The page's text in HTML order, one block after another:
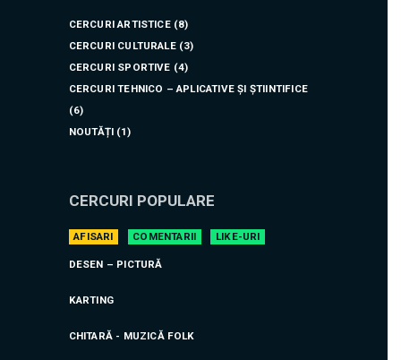
CERCURI ARTISTICE(8)
CERCURI CULTURALE(3)
CERCURI SPORTIVE (4)
CERCURI TEHNICO – APLICATIVE ȘI ȘTIINTIFICE
(6)
NOUTĂȚI(1)
CERCURI POPULARE
AFISARI COMENTARII LIKE-URI
DESEN – PICTURĂ
KARTING
CHITARĂ - MUZICĂ FOLK